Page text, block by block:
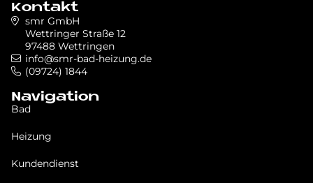
Kontakt
smr GmbH
Wettringer Straße 12
97488 Wettringen
info@smr-bad-heizung.de
(09724) 1844
Navigation
Bad
Heizung
Kundendienst